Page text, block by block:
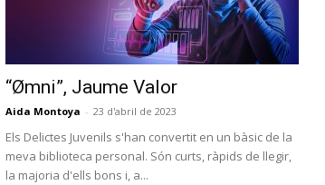
“Ømni”, Jaume Valor
Aida Montoya - 23 d'abril de 2023
Els Delictes Juvenils s'han convertit en un bàsic de la
meva biblioteca personal. Són curts, ràpids de llegir,
la majoria d'ells bons i, a...